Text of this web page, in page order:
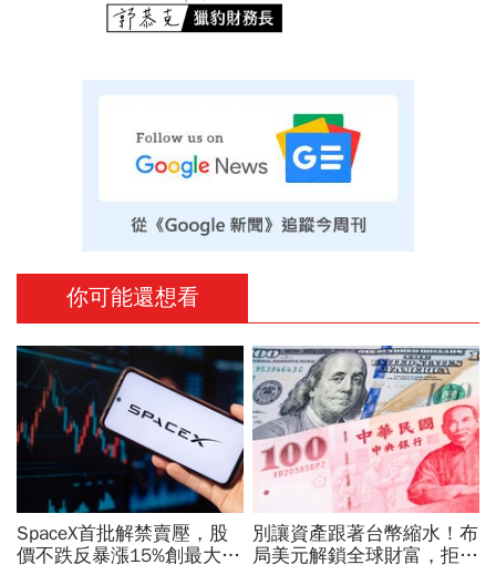
你可能還想看
SpaceX首批解禁賣壓，股
價不跌反暴漲15%創最大漲
別讓資產跟著台幣縮水！布
局美元解鎖全球財富，拒絕